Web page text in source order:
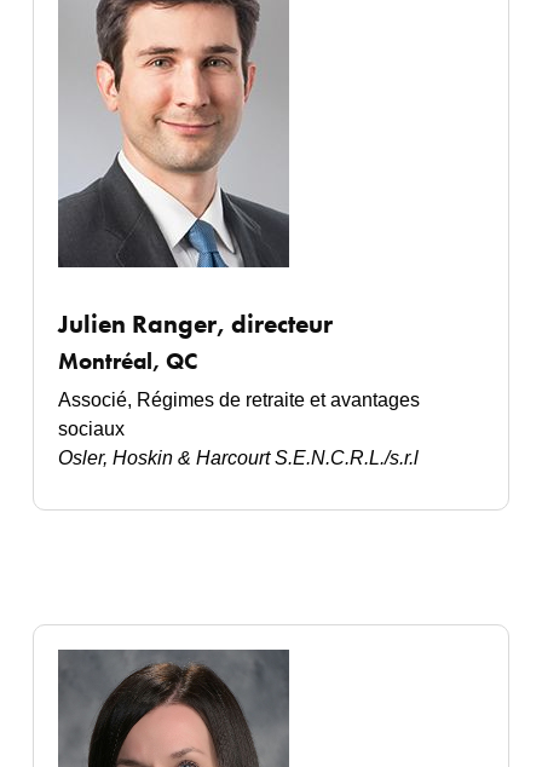
Julien Ranger, directeur
Montréal, QC
Associé, Régimes de retraite et avantages
sociaux
Osler, Hoskin & Harcourt S.E.N.C.R.L./s.r.l